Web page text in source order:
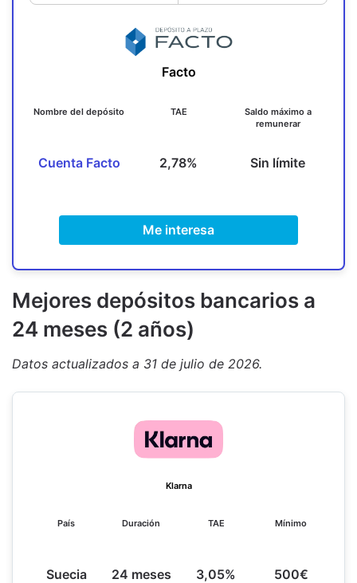
Facto
Nombre del depósito
Cuenta Facto
TAE
2,78%
Saldo máximo a
remunerar
Sin límite
Me interesa
Mejores depósitos bancarios a
24 meses (2 años)
Datos actualizados a 31 de julio de 2026.
Klarna
País
Suecia
Duración
24 meses
TAE
3,05%
Mínimo
500€